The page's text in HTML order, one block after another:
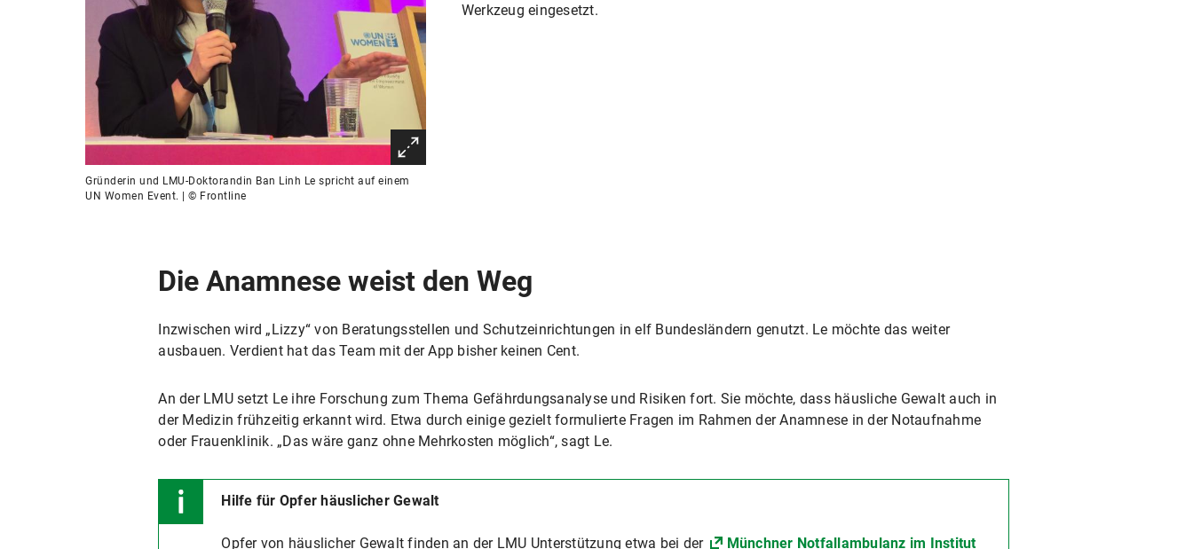
Gründerin und LMU-Doktorandin Ban Linh Le spricht auf einem
UN Women Event. | © Frontline
Werkzeug eingesetzt.
Die Anamnese weist den Weg
Inzwischen wird „Lizzy“ von Beratungsstellen und Schutzeinrichtungen in elf Bundesländern genutzt. Le möchte das weiter
ausbauen. Verdient hat das Team mit der App bisher keinen Cent.
An der LMU setzt Le ihre Forschung zum Thema Gefährdungsanalyse und Risiken fort. Sie möchte, dass häusliche Gewalt auch in
der Medizin frühzeitig erkannt wird. Etwa durch einige gezielt formulierte Fragen im Rahmen der Anamnese in der Notaufnahme
oder Frauenklinik. „Das wäre ganz ohne Mehrkosten möglich“, sagt Le.
Hilfe für Opfer häuslicher Gewalt
Opfer von häuslicher Gewalt finden an der LMU Unterstützung etwa bei der Münchner Notfallambulanz im Institut